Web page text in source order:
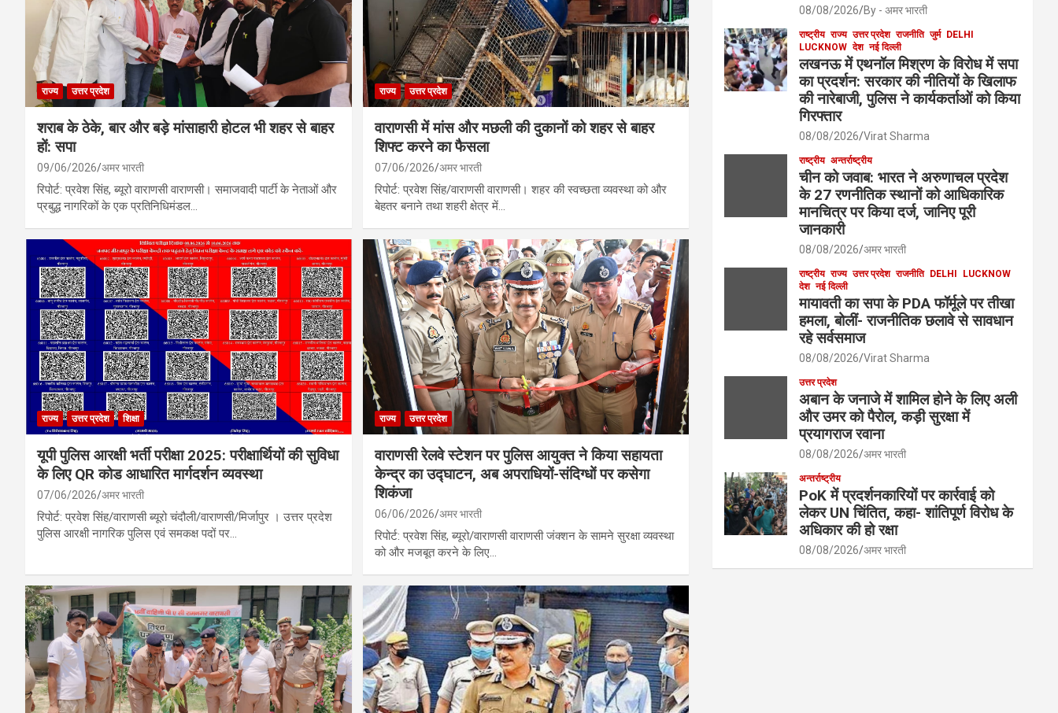
राज्य उत्तर प्रदेश
शराब के ठेके, बार और बड़े मांसाहारी होटल भी शहर से बाहर
हों: सपा
09/06/2026 अमर भारती
रिपोर्ट: प्रवेश सिंह, ब्यूरो वाराणसी वाराणसी। समाजवादी पार्टी के नेताओं और
प्रबुद्ध नागरिकों के एक प्रतिनिधिमंडल…
राज्य उत्तर प्रदेश
वाराणसी में मांस और मछली की दुकानों को शहर से बाहर
शिफ्ट करने का फैसला
07/06/2026 अमर भारती
रिपोर्ट: प्रवेश सिंह/वाराणसी वाराणसी। शहर की स्वच्छता व्यवस्था को और
बेहतर बनाने तथा शहरी क्षेत्र में…
राज्य उत्तर प्रदेश शिक्षा
यूपी पुलिस आरक्षी भर्ती परीक्षा 2025: परीक्षार्थियों की सुविधा
के लिए QR कोड आधारित मार्गदर्शन व्यवस्था
07/06/2026 अमर भारती
रिपोर्ट: प्रवेश सिंह/वाराणसी ब्यूरो चंदौली/वाराणसी/मिर्जापुर । उत्तर प्रदेश
पुलिस आरक्षी नागरिक पुलिस एवं समकक्ष पदों पर…
राज्य उत्तर प्रदेश
वाराणसी रेलवे स्टेशन पर पुलिस आयुक्त ने किया सहायता
केन्द्र का उद्घाटन, अब अपराधियों-संदिग्धों पर कसेगा
शिकंजा
06/06/2026 अमर भारती
रिपोर्ट: प्रवेश सिंह, ब्यूरो/वाराणसी वाराणसी जंक्शन के सामने सुरक्षा व्यवस्था
को और मजबूत करने के लिए…
08/08/2026 By - अमर भारती
राष्ट्रीय राज्य उत्तर प्रदेश राजनीति जुर्म
DELHI
LUCKNOW देश नई दिल्ली
लखनऊ में एथनॉल मिश्रण के विरोध में सपा
का प्रदर्शन: सरकार की नीतियों के खिलाफ
की नारेबाजी, पुलिस ने कार्यकर्ताओं को किया
गिरफ्तार
08/08/2026 Virat Sharma
राष्ट्रीय अन्तर्राष्ट्रीय
चीन को जवाब: भारत ने अरुणाचल प्रदेश
के 27 रणनीतिक स्थानों को आधिकारिक
मानचित्र पर किया दर्ज, जानिए पूरी
जानकारी
08/08/2026 अमर भारती
राष्ट्रीय राज्य उत्तर प्रदेश राजनीति DELHI
LUCKNOW
देश नई दिल्ली
मायावती का सपा के PDA फॉर्मूले पर तीखा
हमला, बोलीं- राजनीतिक छलावे से सावधान
रहे सर्वसमाज
08/08/2026 Virat Sharma
उत्तर प्रदेश
अबान के जनाजे में शामिल होने के लिए अली
और उमर को पैरोल, कड़ी सुरक्षा में
प्रयागराज रवाना
08/08/2026 अमर भारती
अन्तर्राष्ट्रीय
PoK में प्रदर्शनकारियों पर कार्रवाई को
लेकर UN चिंतित, कहा- शांतिपूर्ण विरोध के
अधिकार की हो रक्षा
08/08/2026 अमर भारती